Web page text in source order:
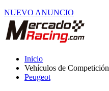
NUEVO ANUNCIO
Inicio
Vehículos de Competición
Peugeot